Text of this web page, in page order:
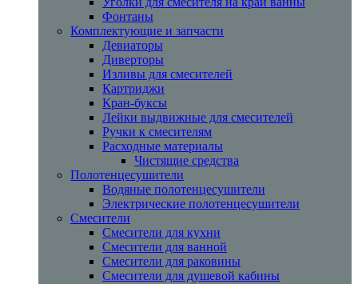
Фонтаны
Комплектующие и запчасти
Девиаторы
Диверторы
Изливы для смесителей
Картриджи
Кран-буксы
Лейки выдвижные для смесителей
Ручки к смесителям
Расходные материалы
Чистящие средства
Полотенцесушители
Водяные полотенцесушители
Электрические полотенцесушители
Смесители
Смесители для кухни
Смесители для ванной
Смесители для раковины
Смесители для душевой кабины